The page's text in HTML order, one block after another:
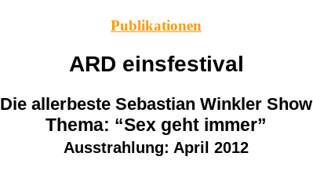
Publikationen
ARD einsfestival
Die allerbeste Sebastian Winkler Show
Thema: “Sex geht immer”
Ausstrahlung: April 2012